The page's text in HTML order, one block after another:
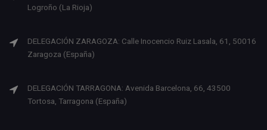
Logroño (La Rioja)
DELEGACIÓN ZARAGOZA: Calle Inocencio Ruiz Lasala, 61, 50016
Zaragoza (España)
DELEGACIÓN TARRAGONA: Avenida Barcelona, 66, 43500
Tortosa, Tarragona (España)